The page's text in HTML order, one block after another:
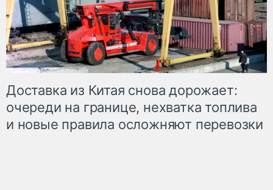
Доставка из Китая снова дорожает:
очереди на границе, нехватка топлива
и новые правила осложняют перевозки